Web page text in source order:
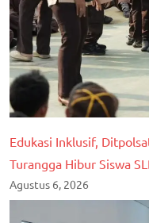
Edukasi Inklusif,
Turangga Hibur Siswa
Agustus 6, 2026